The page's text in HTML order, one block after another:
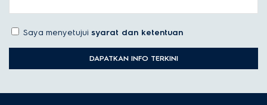
Saya menyetujui syarat dan ketentuan
DAPATKAN INFO TERKINI